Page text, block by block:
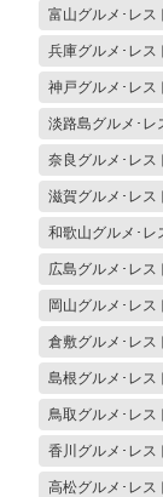
富山グルメ･レス
兵庫グルメ･レス
神戸グルメ･レス
淡路島グルメ･レ
奈良グルメ･レス
滋賀グルメ･レス
和歌山グルメ･レ
広島グルメ･レス
岡山グルメ･レス
倉敷グルメ･レス
島根グルメ･レス
鳥取グルメ･レス
香川グルメ･レス
高松グルメ･レス